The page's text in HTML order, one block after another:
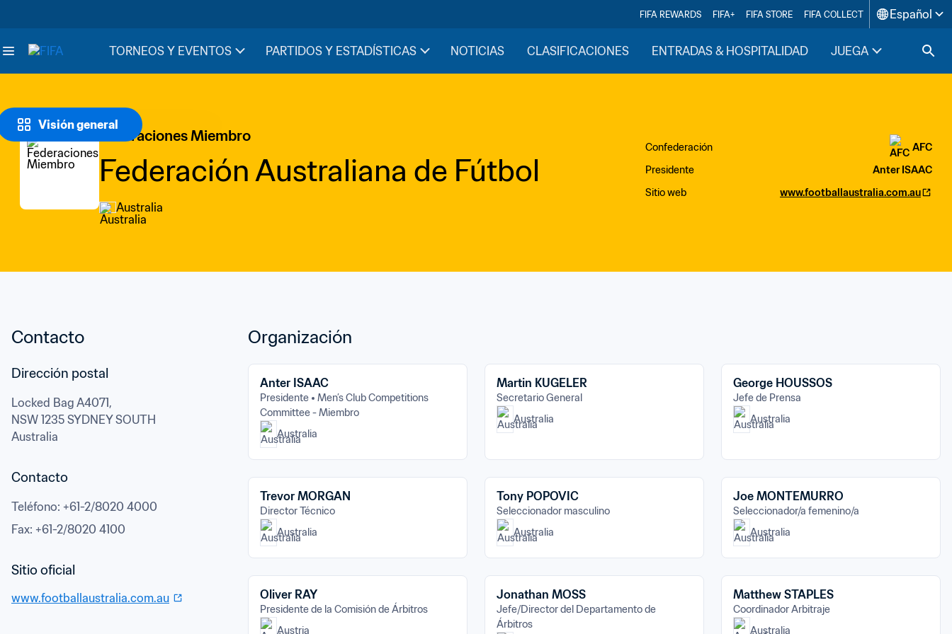
FIFA REWARDS FIFA+ FIFA STORE FIFA COLLECT Español
TORNEOS Y EVENTOS PARTIDOS Y ESTADÍSTICAS NOTICIAS CLASIFICACIONES ENTRADAS & HOSPITALIDAD JUEGA INSIDE
Visión general
Federaciones Miembro
Federación Australiana de Fútbol
Australia
Confederación
AFC
Presidente
Anter ISAAC
Sitio web
www.footballaustralia.com.au
Contacto
Locked Bag A4071,
NSW 1235 SYDNEY SOUTH
Australia
Contacto
Teléfono: +61-2/8020 4000
Fax: +61-2/8020 4100
www.footballaustralia.com.au
Organización
Anter ISAAC
Presidente
Men’s Club Competitions
Committee - Miembro
Australia
Martin KUGELER
Secretario General
Australia
George HOUSSOS
Jefe de Prensa
Australia
Trevor MORGAN
Director Técnico
Australia
Tony POPOVIC
Seleccionador masculino
Australia
Joe MONTEMURRO
Seleccionador/a femenino/a
Australia
Oliver RAY
Presidente de la Comisión de Árbitros
Austria
Jonathan MOSS
Jefe/Director del Departamento de
Árbitros
Matthew STAPLES
Coordinador Arbitraje
Australia